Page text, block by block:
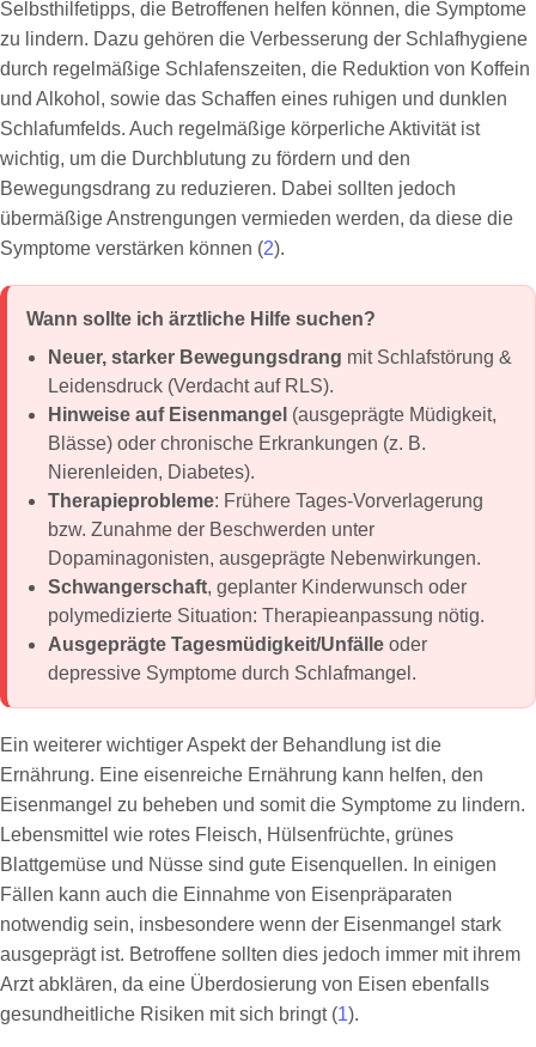
Selbsthilfetipps, die Betroffenen helfen können, die Symptome
zu lindern. Dazu gehören die Verbesserung der Schlafhygiene
durch regelmäßige Schlafenszeiten, die Reduktion von Koffein
und Alkohol, sowie das Schaffen eines ruhigen und dunklen
Schlafumfelds. Auch regelmäßige körperliche Aktivität ist
wichtig, um die Durchblutung zu fördern und den
Bewegungsdrang zu reduzieren. Dabei sollten jedoch
übermäßige Anstrengungen vermieden werden, da diese die
Symptome verstärken können (2).
Wann sollte ich ärztliche Hilfe suchen?
Neuer, starker Bewegungsdrang mit Schlafstörung &
Leidensdruck (Verdacht auf RLS).
Hinweise auf Eisenmangel (ausgeprägte Müdigkeit,
Blässe) oder chronische Erkrankungen (z. B.
Nierenleiden, Diabetes).
Therapieprobleme: Frühere Tages-Vorverlagerung
bzw. Zunahme der Beschwerden unter
Dopaminagonisten, ausgeprägte Nebenwirkungen.
Schwangerschaft, geplanter Kinderwunsch oder
polymedizierte Situation: Therapieanpassung nötig.
Ausgeprägte Tagesmüdigkeit/Unfälle oder
depressive Symptome durch Schlafmangel.
Ein weiterer wichtiger Aspekt der Behandlung ist die
Ernährung. Eine eisenreiche Ernährung kann helfen, den
Eisenmangel zu beheben und somit die Symptome zu lindern.
Lebensmittel wie rotes Fleisch, Hülsenfrüchte, grünes
Blattgemüse und Nüsse sind gute Eisenquellen. In einigen
Fällen kann auch die Einnahme von Eisenpräparaten
notwendig sein, insbesondere wenn der Eisenmangel stark
ausgeprägt ist. Betroffene sollten dies jedoch immer mit ihrem
Arzt abklären, da eine Überdosierung von Eisen ebenfalls
gesundheitliche Risiken mit sich bringt (1).